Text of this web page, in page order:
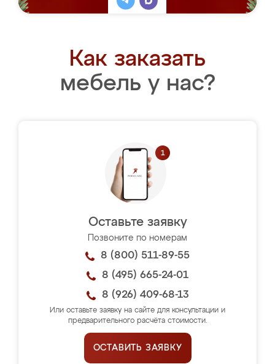
Как заказать
мебель у нас?
Оставьте заявку
Позвоните по номерам
8 (800) 511-89-55
8 (495) 665-24-01
8 (926) 409-68-13
Или оставьте заявку на сайте для консультации и
предварительного расчёта стоимости.
ОСТАВИТЬ ЗАЯВКУ